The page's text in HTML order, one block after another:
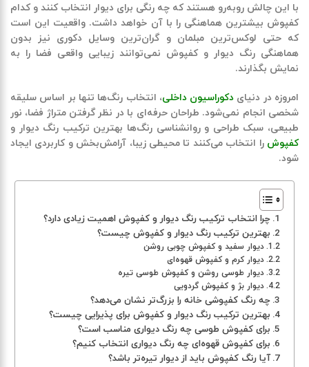
با این چالش روبه‌رو هستند که چه رنگی برای دیوار انتخاب کنند و کدام
کفپوش بیشترین هماهنگی را با آن خواهد داشت. واقعیت این است
که حتی لوکس‌ترین مبلمان و گران‌ترین وسایل دکوری نیز بدون
هماهنگی رنگ دیوار و کفپوش نمی‌توانند زیبایی واقعی فضا را به
نمایش بگذارند.
امروزه در دنیای دکوراسیون داخلی، انتخاب رنگ‌ها تنها بر اساس سلیقه
شخصی انجام نمی‌شود. طراحان حرفه‌ای با در نظر گرفتن متراژ فضا، نور
طبیعی، سبک طراحی و روانشناسی رنگ‌ها بهترین ترکیب رنگ دیوار و
کفپوش را انتخاب می‌کنند تا محیطی زیبا، آرامش‌بخش و کاربردی ایجاد
شود.
چرا انتخاب ترکیب رنگ دیوار و کفپوش اهمیت زیادی دارد؟
بهترین ترکیب رنگ دیوار و کفپوش چیست؟
دیوار سفید و کفپوش چوبی روشن
دیوار کرم و کفپوش قهوه‌ای
دیوار طوسی روشن و کفپوش طوسی تیره
دیوار بژ و کفپوش گردویی
چه رنگ کفپوشی خانه را بزرگ‌تر نشان می‌دهد؟
بهترین ترکیب رنگ دیوار و کفپوش برای پذیرایی چیست؟
برای کفپوش طوسی چه رنگ دیواری مناسب است؟
برای کفپوش قهوه‌ای چه رنگ دیواری انتخاب کنیم؟
آیا رنگ کفپوش باید از دیوار تیره‌تر باشد؟